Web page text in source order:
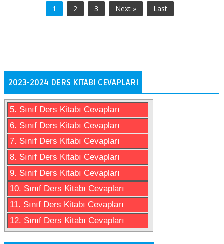
1 2 3 Next » Last
2023-2024 DERS KITABI CEVAPLARI
5. Sınıf Ders Kitabı Cevapları
6. Sınıf Ders Kitabı Cevapları
7. Sınıf Ders Kitabı Cevapları
8. Sınıf Ders Kitabı Cevapları
9. Sınıf Ders Kitabı Cevapları
10. Sınıf Ders Kitabı Cevapları
11. Sınıf Ders Kitabı Cevapları
12. Sınıf Ders Kitabı Cevapları